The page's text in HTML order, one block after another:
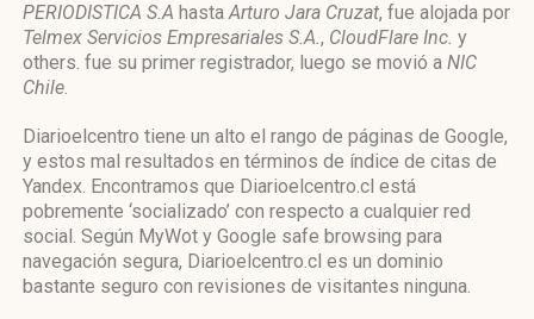
PERIODISTICA S.A hastaArturo Jara Cruzat, fue alojada por
Telmex Servicios Empresariales S.A., CloudFlare Inc. y
others. fue su primer registrador, luego se movió a NIC
Chile.
Diarioelcentro tiene un alto el rango de páginas de Google,
y estos mal resultados en términos de índice de citas de
Yandex. Encontramos que Diarioelcentro.cl está
pobremente ‘socializado’ con respecto a cualquier red
social. Según MyWot y Google safe browsing para
navegación segura, Diarioelcentro.cl es un dominio
bastante seguro con revisiones de visitantes ninguna.